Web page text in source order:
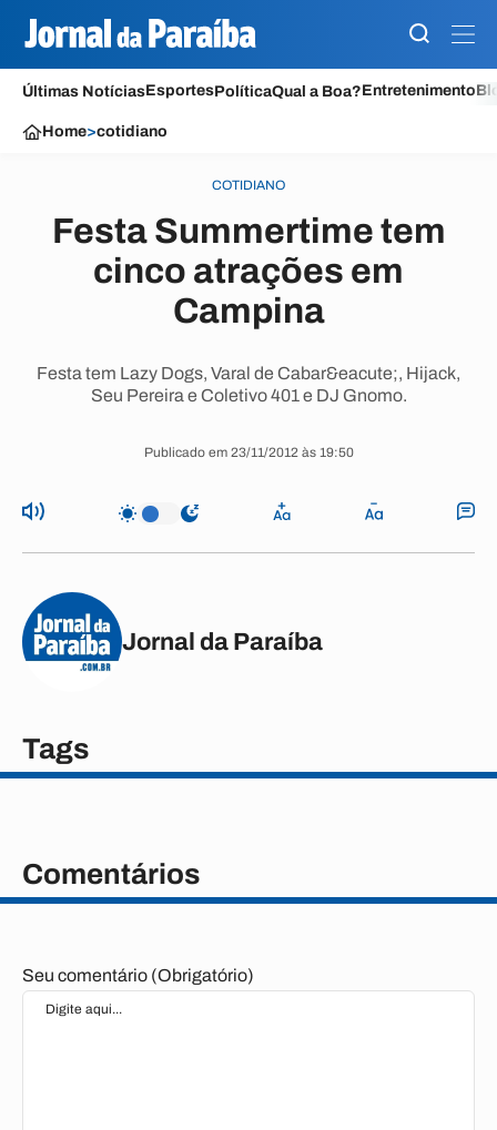
Últimas NotíciasEsportesPolíticaQual a Boa?Entretenimento
Home>cotidiano
COTIDIANO
Festa Summertime tem
cinco atrações em
Campina
Festa tem Lazy Dogs, Varal de Cabar&eacute;, Hijack,
Seu Pereira e Coletivo 401 e DJ Gnomo.
Publicado em 23/11/2012 às 19:50
Jornal da Paraíba
Tags
Comentários
Seu comentário (Obrigatório)